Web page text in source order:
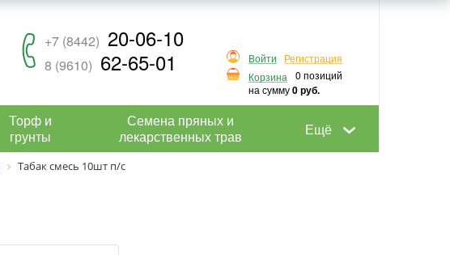
+7 (8442) 20-06-10
8 (9610) 62-65-01 Войти
Регистрация
Корзина
0 позиций
на сумму0 руб.
Торф и
грунты
Семена пряных и
лекарственных трав
Ещё
Табак смесь 10шт п/с